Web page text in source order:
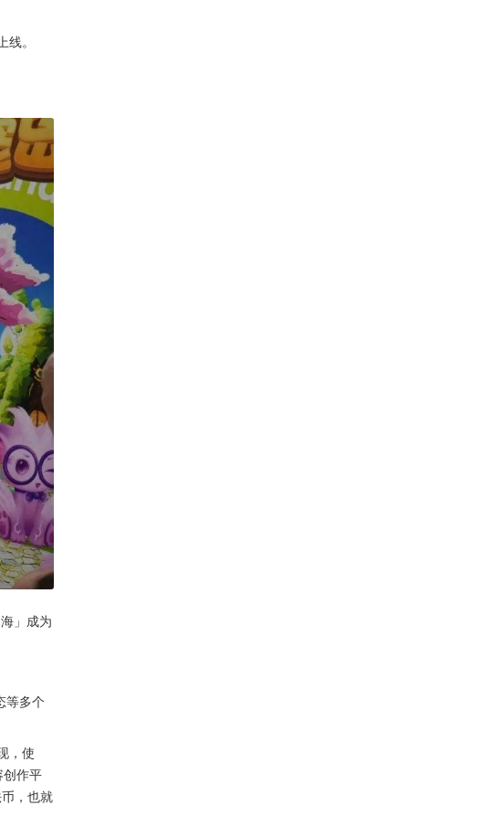
。
」成为
等多个
，使
作平
，也就